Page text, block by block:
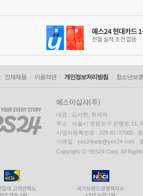
인재채용 이용약관 개인정보처리방침 청소년보
대표 : 김석환, 최세라
주소 : 서울시 영등포구 은행로 11,
사업자등록번호 : 229-81-37000
이메일 : yes24help@yes24.com
Copyright ⓒ YES24 Corp. All